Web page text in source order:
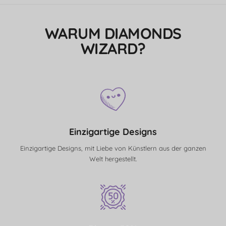
WARUM DIAMONDS
WIZARD?
Einzigartige Designs
Einzigartige Designs, mit Liebe von Künstlern aus der ganzen
Welt hergestellt.